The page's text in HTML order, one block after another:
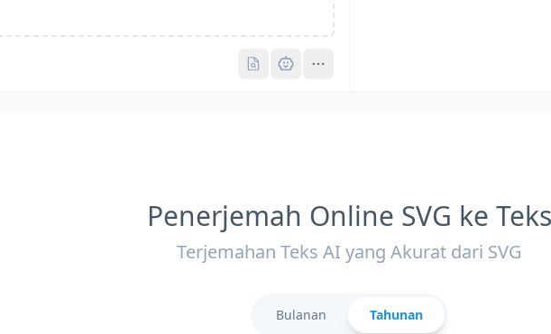
Pro
Penerjemah Online SVG ke Teks
Terjemahan Teks AI yang Akurat dari SVG
Bulanan Tahunan